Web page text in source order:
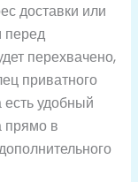
доставки или
перед
перехвачено,
приватного
есть удобный
прямо в